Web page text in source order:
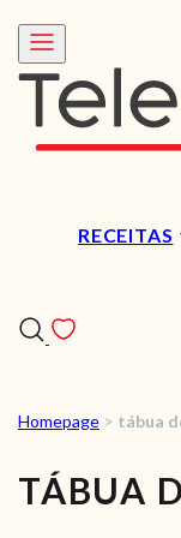
RECEITAS
Homepage > tábua
TÁBUA